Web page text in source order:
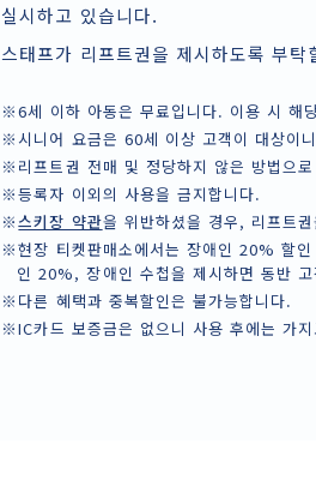
실시하고 있습니다.
스태프가 리프트권을 제시하도록 부
※6세 이하 아동은 무료입니다. 이용 시 해
※시니어 요금은 60세 이상 고객이 대상이
※리프트권 전매 및 정당하지 않은 방법으
※등록자 이외의 사용을 금지합니다.
※스키장 약관을 위반하셨을 경우, 리프트
※현장 티켓판매소에서는 장애인 20% 할
인 20%, 장애인 수첩을 제시하면 동반
※다른 혜택과 중복할인은 불가능합니다.
※IC카드 보증금은 없으니 사용 후에는 가